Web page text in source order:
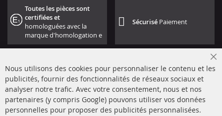
Toutes les pièces sont
certifiées et
homologuées avec la
marque d'homologation e
Sécurisé Paiement
+49 (0) 4533 799000
Nous utilisons des cookies pour personnaliser le contenu et les
publicités, fournir des fonctionnalités de réseaux sociaux et
analyser notre trafic. Avec votre consentement, nous et nos
partenaires (y compris Google) pouvons utiliser vos données
personnelles pour proposer des publicités personnalisées.